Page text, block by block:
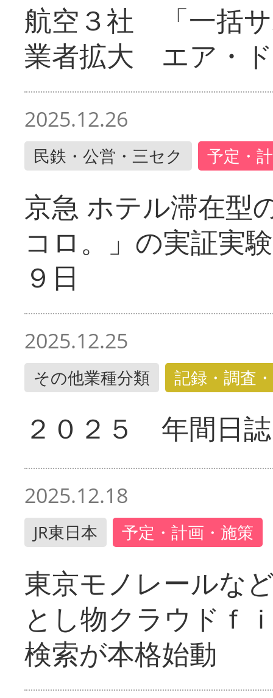
航空３社 「一括
業者拡大 エア・
2025.12.26
民鉄・公営・三セク 予定・
京急 ホテル滞在型
コロ。」の実証実
９日
2025.12.25
その他業種分類 記録・調査
２０２５ 年間日誌
2025.12.18
JR東日本 予定・計画・施策
東京モノレールな
とし物クラウドｆ
検索が本格始動